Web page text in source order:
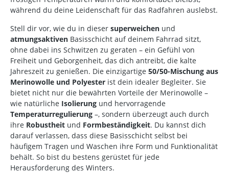
während du deine Leidenschaft für das Radfahren auslebst.
Stell dir vor, wie du in dieser superweichen und
atmungsaktiven Basisschicht auf deinem Fahrrad sitzt,
ohne dabei ins Schwitzen zu geraten – ein Gefühl von
Freiheit und Geborgenheit, das dich antreibt, die kalte
Jahreszeit zu genießen. Die einzigartige 50/50-Mischung aus
Merinowolle und Polyester ist dein idealer Begleiter. Sie
bietet nicht nur die bewährten Vorteile der Merinowolle –
wie natürliche Isolierung und hervorragende
Temperaturregulierung –, sondern überzeugt auch durch
ihre Robustheit und Formbeständigkeit. Du kannst dich
darauf verlassen, dass diese Basisschicht selbst bei
häufigem Tragen und Waschen ihre Form und Funktionalität
behält. So bist du bestens gerüstet für jede
Herausforderung des Winters.